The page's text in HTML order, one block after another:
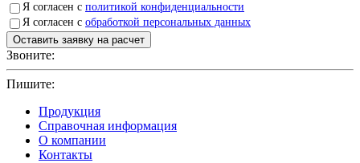
Я согласен с политикой конфиденциальности
Я согласен с обработкой персональных данных
Звоните:
Пишите:
Продукция
Справочная информация
О компании
Контакты